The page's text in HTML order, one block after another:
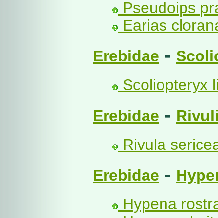
Pseudoips
Earias
Erebidae -
Scoliopteryx
Erebidae -
Rivula
Erebidae -
Hypena